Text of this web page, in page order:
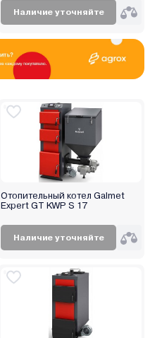
Наличие уточняйте
Отопительный котел Galmet
Expert GT KWP S 17
Наличие уточняйте